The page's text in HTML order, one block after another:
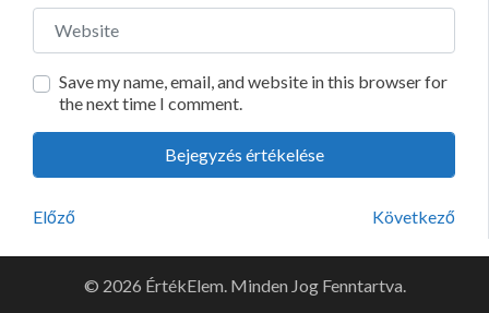
Website
Save my name, email, and website in this browser for
the next time I comment.
Előző Következő
© 2026 ÉrtékElem. Minden Jog Fenntartva.